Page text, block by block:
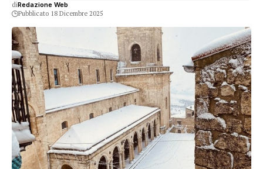
diRedazione Web
Pubblicato 18 Dicembre 2025